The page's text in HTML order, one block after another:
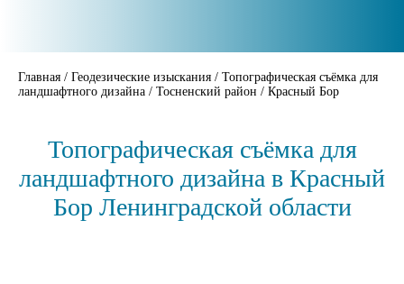
Главная / Геодезические изыскания / Топографическая съёмка для
ландшафтного дизайна / Тосненский район / Красный Бор
Топографическая съёмка для
ландшафтного дизайна в Красный
Бор Ленинградской области